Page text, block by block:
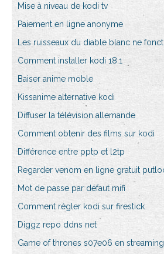
Mise à niveau de kodi tv
Paiement en ligne anonyme
Les ruisseaux du diable blanc ne
Comment installer kodi 18.1
Baiser anime moble
Kissanime alternative kodi
Diffuser la télévision allemande
Comment obtenir des films sur kodi
Différence entre pptp et l2tp
Regarder venom en ligne gratuit
Mot de passe par défaut mifi
Comment régler kodi sur firestick
Diggz repo ddns net
Game of thrones s07e06 en streaming